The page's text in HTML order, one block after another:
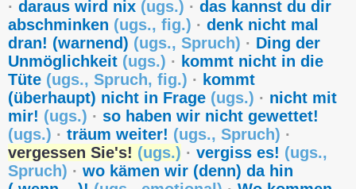
· daraus wird nix (ugs.) · das kannst du dir
abschminken (ugs., fig.) · denk nicht mal
dran! (warnend) (ugs., Spruch) · Ding der
Unmöglichkeit (ugs.) · kommt nicht in die
Tüte (ugs., Spruch, fig.) · kommt
(überhaupt) nicht in Frage (ugs.) · nicht mit
mir! (ugs.) · so haben wir nicht gewettet!
(ugs.) · träum weiter! (ugs., Spruch) ·
vergessen Sie's! (ugs.) · vergiss es! (ugs.,
Spruch) · wo kämen wir (denn) da hin